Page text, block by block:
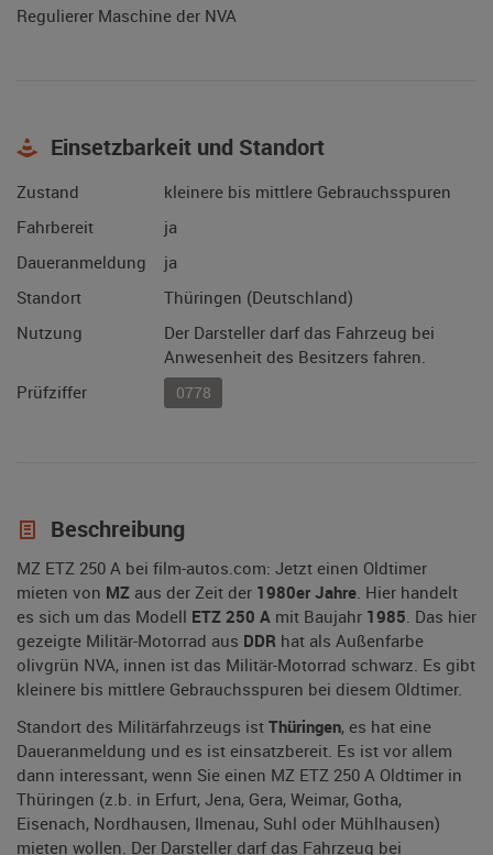
Regulierer Maschine der NVA
Einsetzbarkeit und Standort
Zustand
kleinere bis mittlere Gebrauchsspuren
Fahrbereit
ja
Daueranmeldung
ja
Standort
Thüringen (Deutschland)
Nutzung
Der Darsteller darf das Fahrzeug bei
Anwesenheit des Besitzers fahren.
Prüfziffer
0778
Beschreibung
MZ ETZ 250 A bei film-autos.com: Jetzt einen Oldtimer
mieten von MZ aus der Zeit der 1980er Jahre. Hier handelt
es sich um das Modell ETZ 250 A mit Baujahr 1985. Das hier
gezeigte Militär-Motorrad aus DDR hat als Außenfarbe
olivgrün NVA, innen ist das Militär-Motorrad schwarz. Es gibt
kleinere bis mittlere Gebrauchsspuren bei diesem Oldtimer.
Standort des Militärfahrzeugs ist Thüringen, es hat eine
Daueranmeldung und es ist einsatzbereit. Es ist vor allem
dann interessant, wenn Sie einen MZ ETZ 250 A Oldtimer in
Thüringen (z.b. in Erfurt, Jena, Gera, Weimar, Gotha,
Eisenach, Nordhausen, Ilmenau, Suhl oder Mühlhausen)
mieten wollen. Der Darsteller darf das Fahrzeug bei